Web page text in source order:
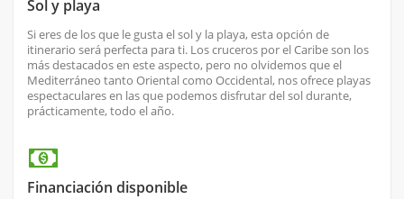
Sol y playa
Si eres de los que le gusta el sol y la playa, esta opción de
itinerario será perfecta para ti. Los cruceros por el Caribe son los
más destacados en este aspecto, pero no olvidemos que el
Mediterráneo tanto Oriental como Occidental, nos ofrece playas
espectaculares en las que podemos disfrutar del sol durante,
prácticamente, todo el año.
Financiación disponible